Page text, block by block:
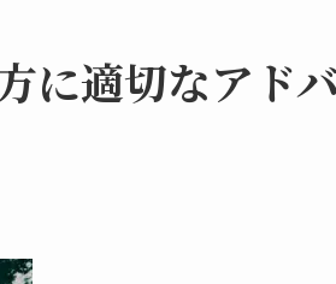
に適切なアド